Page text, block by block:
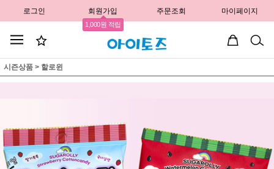
로그인 회원가입
1,000원 적립
주문조회 마이페이지
시즌상품 > 할로윈